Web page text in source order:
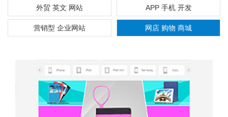
外贸 英文 网站 APP 手机 开发
营销型 企业网站 网店 购物 商城